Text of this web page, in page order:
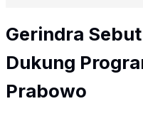
Gerindra
Dukung
Prabowo